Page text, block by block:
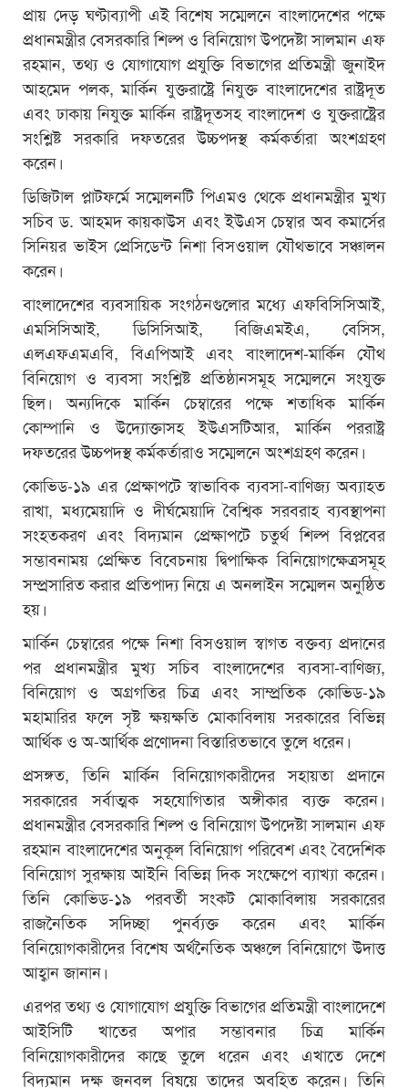
প্রায় দেড় ঘণ্টাব্যাপী এই বিশেষ সম্মেলনে বাংলাদেশের পক্ষে
প্রধানমন্ত্রীর বেসরকারি শিল্প ও বিনিয়োগ উপদেষ্টা সালমান এফ
রহমান, তথ্য ও যোগাযোগ প্রযুক্তি বিভাগের প্রতিমন্ত্রী জুনাইদ
আহমেদ পলক, মার্কিন যুক্তরাষ্ট্রে নিযুক্ত বাংলাদেশের রাষ্ট্রদূত
এবং ঢাকায় নিযুক্ত মার্কিন রাষ্ট্রদূতসহ বাংলাদেশ ও যুক্তরাষ্ট্রের
সংশ্লিষ্ট সরকারি দফতরের উচ্চপদস্থ কর্মকর্তারা অংশগ্রহণ
করেন।
ডিজিটাল প্লাটফর্মে সম্মেলনটি পিএমও থেকে প্রধানমন্ত্রীর মুখ্য
সচিব ড. আহমদ কায়কাউস এবং ইউএস চেম্বার অব কমার্সের
সিনিয়র ভাইস প্রেসিডেন্ট নিশা বিসওয়াল যৌথভাবে সঞ্চালন
করেন।
বাংলাদেশের ব্যবসায়িক সংগঠনগুলোর মধ্যে এফবিসিসিআই,
এমসিসিআই, ডিসিসিআই, বিজিএমইএ, বেসিস,
এলএফএমএবি, বিএপিআই এবং বাংলাদেশ-মার্কিন যৌথ
বিনিয়োগ ও ব্যবসা সংশ্লিষ্ট প্রতিষ্ঠানসমূহ সম্মেলনে সংযুক্ত
ছিল। অন্যদিকে মার্কিন চেম্বারের পক্ষে শতাধিক মার্কিন
কোম্পানি ও উদ্যোক্তাসহ ইউএসটিআর, মার্কিন পররাষ্ট্র
দফতরের উচ্চপদস্থ কর্মকর্তারাও সম্মেলনে অংশগ্রহণ করেন।
কোভিড-১৯ এর প্রেক্ষাপটে স্বাভাবিক ব্যবসা-বাণিজ্য অব্যাহত
রাখা, মধ্যমেয়াদি ও দীর্ঘমেয়াদি বৈশ্বিক সরবরাহ ব্যবস্থাপনা
সংহতকরণ এবং বিদ্যমান প্রেক্ষাপটে চতুর্থ শিল্প বিপ্লবের
সম্ভাবনাময় প্রেক্ষিত বিবেচনায় দ্বিপাক্ষিক বিনিয়োগক্ষেত্রসমূহ
সম্প্রসারিত করার প্রতিপাদ্য নিয়ে এ অনলাইন সম্মেলন অনুষ্ঠিত
হয়।
মার্কিন চেম্বারের পক্ষে নিশা বিসওয়াল স্বাগত বক্তব্য প্রদানের
পর প্রধানমন্ত্রীর মুখ্য সচিব বাংলাদেশের ব্যবসা-বাণিজ্য,
বিনিয়োগ ও অগ্রগতির চিত্র এবং সাম্প্রতিক কোভিড-১৯
মহামারির ফলে সৃষ্ট ক্ষয়ক্ষতি মোকাবিলায় সরকারের বিভিন্ন
আর্থিক ও অ-আর্থিক প্রণোদনা বিস্তারিতভাবে তুলে ধরেন।
প্রসঙ্গত, তিনি মার্কিন বিনিয়োগকারীদের সহায়তা প্রদানে
সরকারের সর্বাত্মক সহযোগিতার অঙ্গীকার ব্যক্ত করেন।
প্রধানমন্ত্রীর বেসরকারি শিল্প ও বিনিয়োগ উপদেষ্টা সালমান এফ
রহমান বাংলাদেশের অনুকূল বিনিয়োগ পরিবেশ এবং বৈদেশিক
বিনিয়োগ সুরক্ষায় আইনি বিভিন্ন দিক সংক্ষেপে ব্যাখ্যা করেন।
তিনি কোভিড-১৯ পরবর্তী সংকট মোকাবিলায় সরকারের
রাজনৈতিক সদিচ্ছা পুনর্ব্যক্ত করেন এবং মার্কিন
বিনিয়োগকারীদের বিশেষ অর্থনৈতিক অঞ্চলে বিনিয়োগে উদাত্ত
আহ্বান জানান।
এরপর তথ্য ও যোগাযোগ প্রযুক্তি বিভাগের প্রতিমন্ত্রী বাংলাদেশে
আইসিটি খাতের অপার সম্ভাবনার চিত্র মার্কিন
বিনিয়োগকারীদের কাছে তুলে ধরেন এবং এখাতে দেশে
বিদ্যমান দক্ষ জনবল বিষয়ে তাদের অবহিত করেন। তিনি